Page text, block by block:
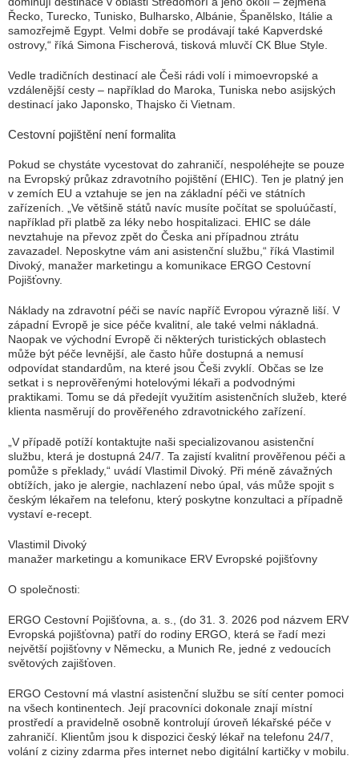
Řecko, Turecko, Tunisko, Bulharsko, Albánie, Španělsko, Itálie a
samozřejmě Egypt. Velmi dobře se prodávají také Kapverdské
ostrovy,“ říká Simona Fischerová, tisková mluvčí CK Blue Style.
Vedle tradičních destinací ale Češi rádi volí i mimoevropské a
vzdálenější cesty – například do Maroka, Tuniska nebo asijských
destinací jako Japonsko, Thajsko či Vietnam.
Cestovní pojištění není formalita
Pokud se chystáte vycestovat do zahraničí, nespoléhejte se pouze
na Evropský průkaz zdravotního pojištění (EHIC). Ten je platný jen
v zemích EU a vztahuje se jen na základní péči ve státních
zařízeních. „Ve většině států navíc musíte počítat se spoluúčastí,
například při platbě za léky nebo hospitalizaci. EHIC se dále
nevztahuje na převoz zpět do Česka ani případnou ztrátu
zavazadel. Neposkytne vám ani asistenční službu,“ říká Vlastimil
Divoký, manažer marketingu a komunikace ERGO Cestovní
Pojišťovny.
Náklady na zdravotní péči se navíc napříč Evropou výrazně liší. V
západní Evropě je sice péče kvalitní, ale také velmi nákladná.
Naopak ve východní Evropě či některých turistických oblastech
může být péče levnější, ale často hůře dostupná a nemusí
odpovídat standardům, na které jsou Češi zvyklí. Občas se lze
setkat i s neprověřenými hotelovými lékaři a podvodnými
praktikami. Tomu se dá předejít využitím asistenčních služeb, které
klienta nasměrují do prověřeného zdravotnického zařízení.
„V případě potíží kontaktujte naši specializovanou asistenční
službu, která je dostupná 24/7. Ta zajistí kvalitní prověřenou péči a
pomůže s překlady,“ uvádí Vlastimil Divoký. Při méně závažných
obtížích, jako je alergie, nachlazení nebo úpal, vás může spojit s
českým lékařem na telefonu, který poskytne konzultaci a případně
vystaví e-recept.
Vlastimil Divoký
manažer marketingu a komunikace ERV Evropské pojišťovny
O společnosti:
ERGO Cestovní Pojišťovna, a. s., (do 31. 3. 2026 pod názvem ERV
Evropská pojišťovna) patří do rodiny ERGO, která se řadí mezi
největší pojišťovny v Německu, a Munich Re, jedné z vedoucích
světových zajišťoven.
ERGO Cestovní má vlastní asistenční službu se sítí center pomoci
na všech kontinentech. Její pracovníci dokonale znají místní
prostředí a pravidelně osobně kontrolují úroveň lékařské péče v
zahraničí. Klientům jsou k dispozici český lékař na telefonu 24/7,
volání z ciziny zdarma přes internet nebo digitální kartičky v mobilu.